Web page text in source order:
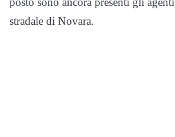
stradale di Novara.